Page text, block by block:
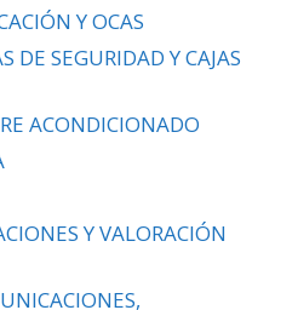
Y OCAS
DE SEGURIDAD Y CAJAS
ACONDICIONADO
Y VALORACIÓN